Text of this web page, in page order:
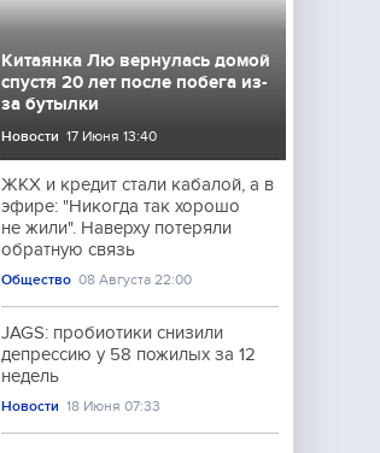
Китаянка Лю вернулась домой
спустя 20 лет после побега из-
за бутылки
Новости 17 Июня 13:40
ЖКХ и кредит стали кабалой, а в
эфире: "Никогда так хорошо
не жили". Наверху потеряли
обратную связь
Общество 08 Августа 22:00
JAGS: пробиотики снизили
депрессию у 58 пожилых за 12
недель
Новости 18 Июня 07:33